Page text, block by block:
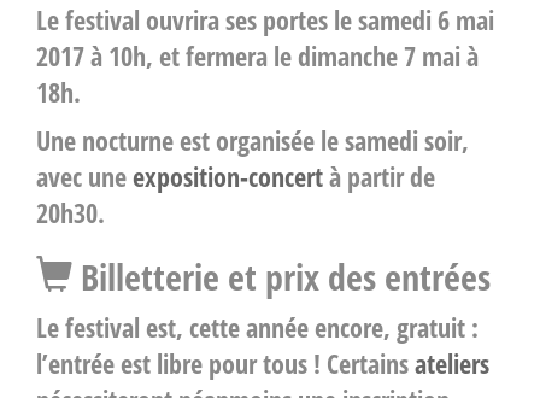
Le festival ouvrira ses portes lesamedi 6 mai
2017 à 10h, et fermera le dimanche 7 mai à
18h.
Une nocturne est organisée le samedi soir,
avec uneexposition-concertà partir de
20h30.
Billetterie et prix des entrées
Le festival est, cette année encore, gratuit :
l’entrée est libre pour tous ! Certainsateliers